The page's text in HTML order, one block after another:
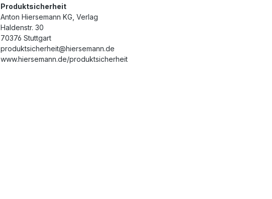
Produktsicherheit
Anton Hiersemann KG, Verlag
Haldenstr. 30
70376 Stuttgart
produktsicherheit@hiersemann.de
www.hiersemann.de/produktsicherheit